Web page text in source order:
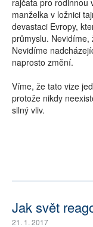
rajčata pro rodinnou
manželka v ložnici
devastaci Evropy,
průmyslu. Nevidíme,
Nevidíme
naprosto změní.
Víme, že tato vize
protože nikdy
silný vliv.
Jak svět
21. 1. 2017